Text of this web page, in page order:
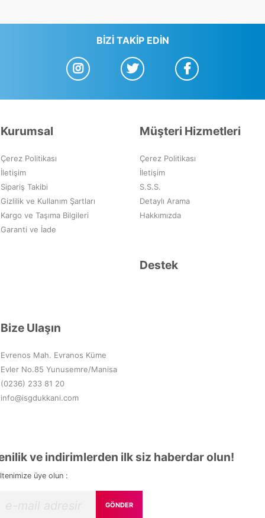
BIZI TAKIP EDIN
Kurumsal
Çerez Politikası
İletişim
Sipariş Takibi
Gizlilik ve Kullanım Şartları
Kargo ve Taşıma Bilgileri
Garanti ve İade
Müşteri Hizmetleri
Çerez Politikası
İletişim
S.S.S.
Detaylı Arama
Hakkımızda
Destek
Bize Ulaşın
Evrenos Mah. Evranos Küme
Evler No.85 Yunusemre/Manisa
(0236) 233 81 20
info@isgdukkani.com
ve indirimlerden ilk siz haberdar olun!
üye olun :
GÖNDER